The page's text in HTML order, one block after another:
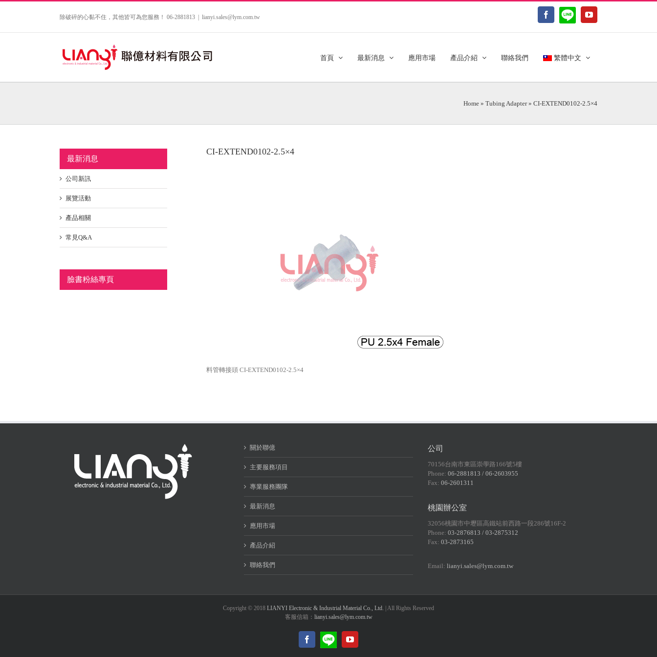
除破碎的心黏不住，其他皆可為您服務！ 06-2881813 | lianyi.sales@lym.com.tw Facebook
LINE@ YouTube
首頁 最新消息 應用市場 產品介紹 聯絡我們 繁體中文
Home » Tubing Adapter» CI-EXTEND0102-2.5×4
CI-EXTEND0102-2.5×4
料管轉接頭 CI-EXTEND0102-2.5×4
最新消息
公司新訊
展覽活動
產品相關
常見Q&A
臉書粉絲專頁
關於聯億
主要服務項目
專業服務團隊
最新消息
應用市場
產品介紹
聯絡我們
公司
70156台南市東區崇學路166號5樓
Phone:06-2881813 / 06-2603955
Fax:06-2601311
桃園辦公室
32056桃園市中壢區高鐵站前西路一段286號16F-2
Phone:03-2876813 / 03-2875312
Fax:03-2873165
Email:lianyi.sales@lym.com.tw
Copyright © 2018 LIANYI Electronic & Industrial Material Co., Ltd. | All Rights Reserved
客服信箱： lianyi.sales@lym.com.tw
Facebook
LINE@ YouTube